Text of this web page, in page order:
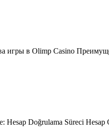
игры в Olimp Casino
Doğrulama Süreci